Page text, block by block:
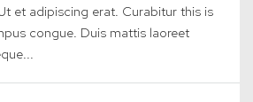
et adipiscing erat. Curabitur this is
congue. Duis mattis laoreet